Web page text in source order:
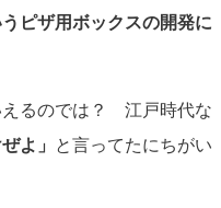
ピザ用ボックスの開発に
えるのでは？ 江戸時代な
よ」 と言ってたにちがい